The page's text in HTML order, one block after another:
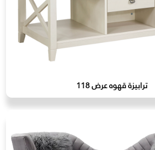
ترابيزة قهوه عرض 118